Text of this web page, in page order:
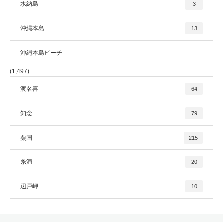
水納島 3
沖縄本島 13
沖縄本島ビーチ
(1,497)
渡名喜 64
知念 79
粟国 215
糸満 20
辺戸岬 10